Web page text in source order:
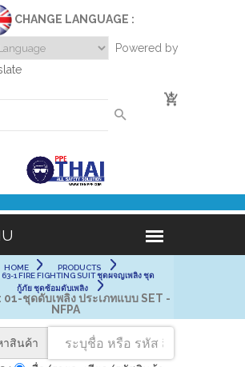
CHANGE LANGUAGE :
Powered by
0
HOME
PRODUCTS
63-1 FIRE FIGHTING SUIT ชุดผจญเพลิง ชุด
กู้ภัย ชุดซ้อมดับเพลิง
01-ชุดดับเพลิง ประเภทแบบ SET -
NFPA
าสินค้า